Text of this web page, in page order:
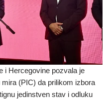
i Hercegovine pozvala je
(PIC) da prilikom izbora
jedinstven stav i odluku